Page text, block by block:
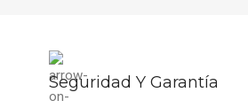
Seguridad Y Garantía